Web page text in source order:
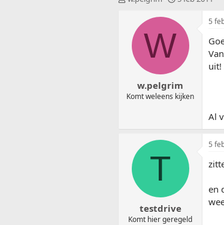
t
a
u
m
W
w.pelgrim
Komt weleens kijken
5
uit!
Al
T
testdrive
Komt hier geregeld
5
en